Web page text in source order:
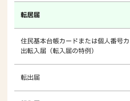
転居届
住民基本台帳カードまたは個人番号
出転入届（転入届の特例）
転出届